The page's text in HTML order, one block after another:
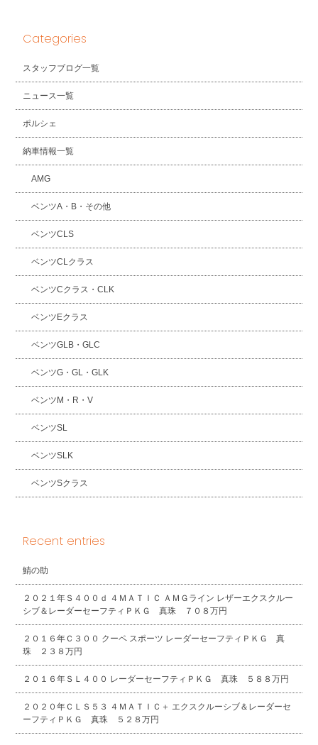
Categories
スタッフブログ一覧
ニュース一覧
ポルシェ
納車情報一覧
AMG
ベンツA・B・その他
ベンツCLS
ベンツCLクラス
ベンツCクラス・CLK
ベンツEクラス
ベンツGLB・GLC
ベンツG・GL・GLK
ベンツM・R・V
ベンツSL
ベンツSLK
ベンツSクラス
Recent entries
鯖の助
２０２１年Ｓ４００ｄ ４ＭＡＴＩＣ ＡＭＧライン レザーエクスクルー
シブ＆レーダーセーフティＰＫＧ 真珠 ７０８万円
２０１６年Ｃ３００ クーペ スポーツ レーダーセーフティＰＫＧ 真
珠 ２３８万円
２０１６年ＳＬ４００ レーダーセーフティＰＫＧ 真珠 ５８８万円
２０２０年ＣＬＳ５３ ４ＭＡＴＩＣ＋ エクスクルーシブ＆レーダーセ
ーフティＰＫＧ 真珠 ５２８万円